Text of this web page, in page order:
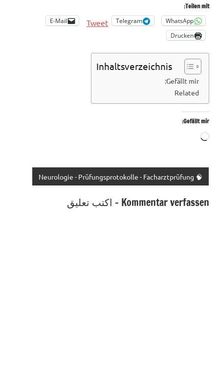
Teilen mit:
WhatsApp
Telegram
Tweet
E-Mail
Drucken
Inhaltsverzeichnis
Gefällt mir:
Related
Gefällt mir:
Wird
🧠 Neurologie - Prüfungsprotokolle - Facharztprüfung
Kommentar verfassen - اكتب تعليق